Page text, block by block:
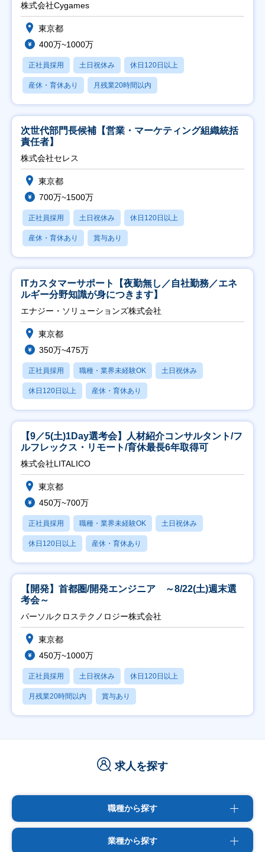
株式会社Cygames
東京都
400万~1000万
正社員採用 土日祝休み 休日120日以上
産休・育休あり 月残業20時間以内
次世代部門長候補【営業・マーケティング組織統括
責任者】
株式会社セレス
東京都
700万~1500万
正社員採用 土日祝休み 休日120日以上
産休・育休あり 賞与あり
ITカスタマーサポート【夜勤無し／自社勤務／エネ
ルギー分野知識が身につきます】
エナジー・ソリューションズ株式会社
東京都
350万~475万
正社員採用 職種・業界未経験OK 土日祝休み
休日120日以上 産休・育休あり
【9／5(土)1Day選考会】人材紹介コンサルタント/フ
ルフレックス・リモート/育休最長6年取得可
株式会社LITALICO
東京都
450万~700万
正社員採用 職種・業界未経験OK 土日祝休み
休日120日以上 産休・育休あり
【開発】首都圏/開発エンジニア ～8/22(土)週末選
考会～
パーソルクロステクノロジー株式会社
東京都
450万~1000万
正社員採用 土日祝休み 休日120日以上
月残業20時間以内 賞与あり
求人を探す
職種から探す
業種から探す